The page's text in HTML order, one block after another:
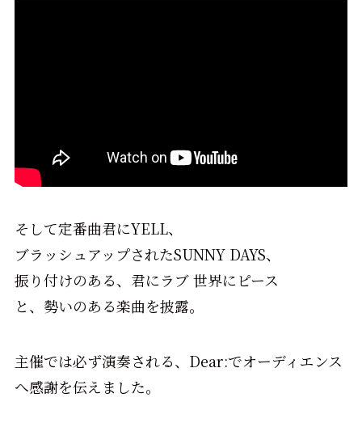
そして定番曲君にYELL、
ブラッシュアップされたSUNNY DAYS、
振り付けのある、君にラブ 世界にピース
と、勢いのある楽曲を披露。
主催では必ず演奏される、Dear:でオーディエンス
へ感謝を伝えました。